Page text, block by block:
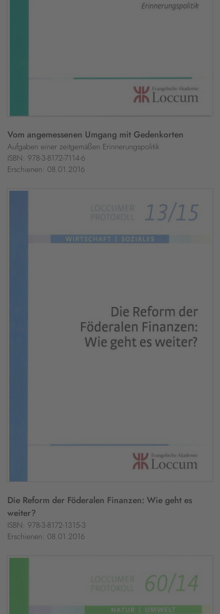
Vom angemessenen Umgang mit Gedenkorten
Aufgaben einer zeitgemäßen Erinnerungspolitik
ISBN: 978-3-8172-7114-6
Erschienen: 08.01.2016
Die Reform der Föderalen Finanzen: Wie geht es
weiter?
ISBN: 978-3-8172-1315-3
Erschienen: 08.01.2016